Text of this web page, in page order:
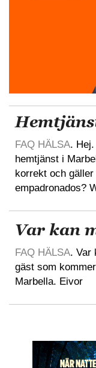
FAQ HÄLSA.
hemtjänst i
korrekt och
empadronados?
Var kan
FAQ HÄLSA. Var
gäst som
Marbella. Eivor